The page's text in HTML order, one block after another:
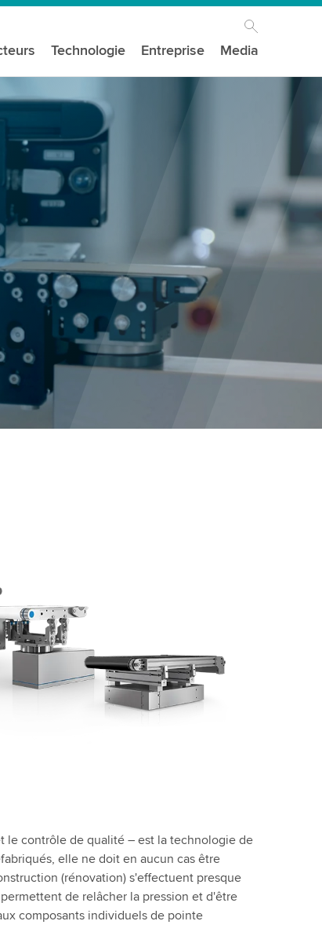
Technologie Entreprise Media
le contrôle de qualité – est la technologie de
elle ne doit en aucun cas être
(rénovation) s'effectuent presque
de relâcher la pression et d'être
composants individuels de pointe